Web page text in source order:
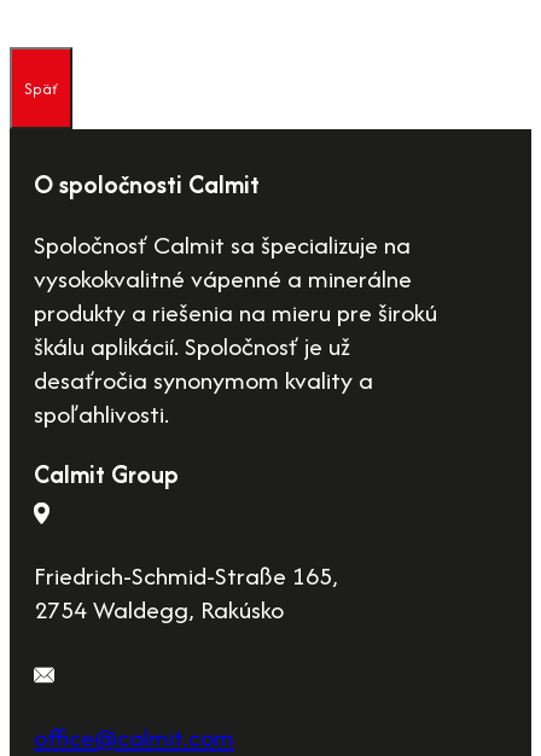
Späť
O spoločnosti Calmit
Spoločnosť Calmit sa špecializuje na
vysokokvalitné vápenné a minerálne
produkty a riešenia na mieru pre širokú
škálu aplikácií. Spoločnosť je už
desaťročia synonymom kvality a
spoľahlivosti.
Calmit Group
Friedrich-Schmid-Straße 165,
2754 Waldegg, Rakúsko
office@calmit.com